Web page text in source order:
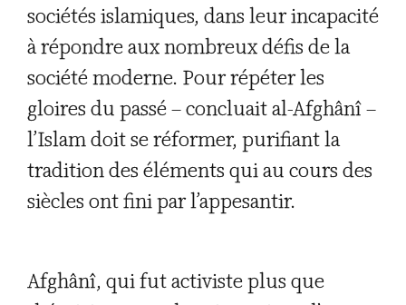
sociétés islamiques, dans leur incapacité
à répondre aux nombreux défis de la
société moderne. Pour répéter les
gloires du passé – concluait al-Afghânî –
l’Islam doit se réformer, purifiant la
tradition des éléments qui au cours des
siècles ont fini par l’appesantir.
Afghânî, qui fut activiste plus que